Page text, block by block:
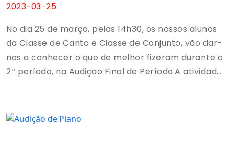
2023-03-25
No dia 25 de março, pelas 14h30, os nossos alunos
da Classe de Canto e Classe de Conjunto, vão dar-
nos a conhecer o que de melhor fizeram durante o
2º período, na Audição Final de Período.A atividade
aos alunos de se apresentarem em público e